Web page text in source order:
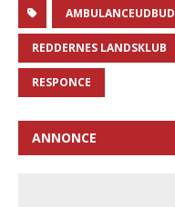
AMBULANCEUDBUD
REDDERNES LANDSKLUB
RESPONCE
ANNONCE